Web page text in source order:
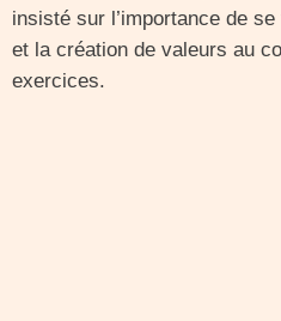
insisté sur l’importance de
et la création de valeurs au
exercices.